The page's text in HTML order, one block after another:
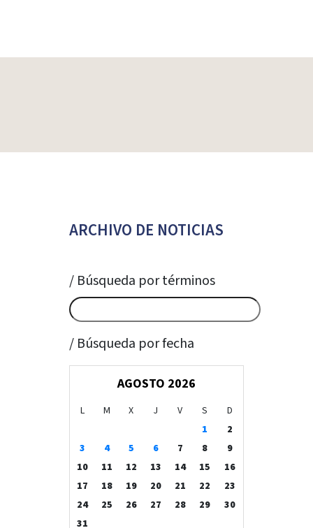
ARCHIVO DE NOTICIAS
/ Búsqueda por términos
/ Búsqueda por fecha
AGOSTO 2026
L M X J V S
D
1
2
3
4 5 6 7 8
9
10
11 12 13 14 15
16
17
18 19 20 21 22
23
24
25 26 27 28 29
30
31